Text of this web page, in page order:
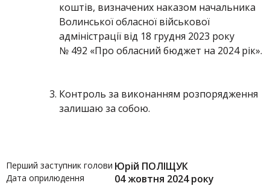
коштів, визначених наказом начальника
Волинської обласної військової
адміністрації від 18 грудня 2023 року
№ 492 «Про обласний бюджет на 2024 рік».
Контроль за виконанням розпорядження
залишаю за собою.
Перший заступник голови Юрій ПОЛІЩУК
Дата оприлюдення 04 жовтня 2024 року